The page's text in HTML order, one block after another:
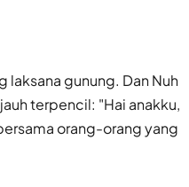
gunung. Dan Nuh
terpencil: "Hai anakku,
orang-orang yang